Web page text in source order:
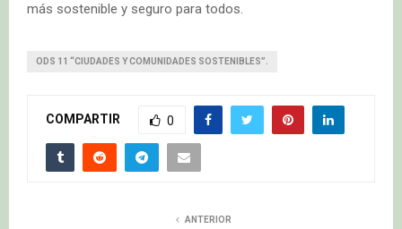
más sostenible y seguro para todos.
ODS 11 “CIUDADES Y COMUNIDADES SOSTENIBLES”.
COMPARTIR 0
ANTERIOR